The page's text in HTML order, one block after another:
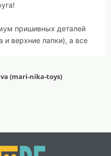
пришивных деталей
и верхние лапки), а все
Теребя их, малыш
положить во внутрь
(mari-nika-toys)